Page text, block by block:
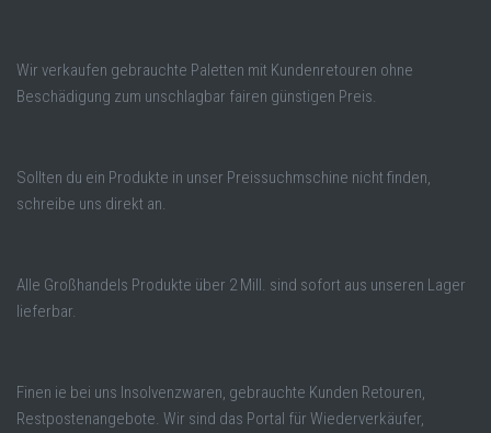
Wir verkaufen gebrauchte Paletten mit Kundenretouren ohne
Beschädigung zum unschlagbar fairen günstigen Preis.
Sollten du ein Produkte in unser Preissuchmschine nicht finden,
schreibe uns direkt an.
Alle Großhandels Produkte über 2 Mill. sind sofort aus unseren Lager
lieferbar.
Finen ie bei uns Insolvenzwaren, gebrauchte Kunden Retouren,
Restpostenangebote. Wir sind das Portal für Wiederverkäufer,